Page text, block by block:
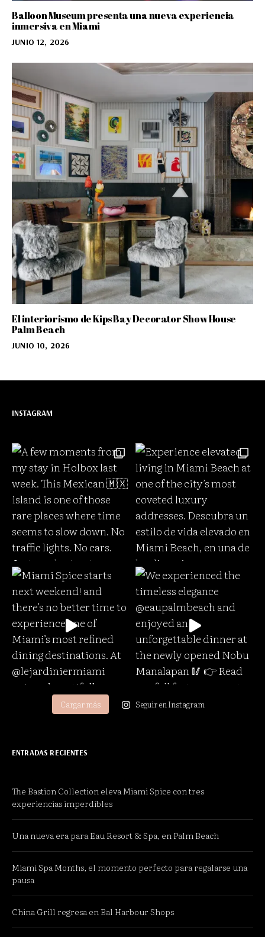
Balloon Museum presenta una nueva experiencia
inmersiva en Miami
JUNIO 12, 2026
El interiorismo de Kips Bay Decorator Show House
Palm Beach
JUNIO 10, 2026
INSTAGRAM
Cargar más Seguir en Instagram
ENTRADAS RECIENTES
The Bastion Collection eleva Miami Spice con tres
experiencias imperdibles
Una nueva era para Eau Resort & Spa, en Palm Beach
Miami Spa Months, el momento perfecto para regalarse una
pausa
China Grill regresa en Bal Harbour Shops